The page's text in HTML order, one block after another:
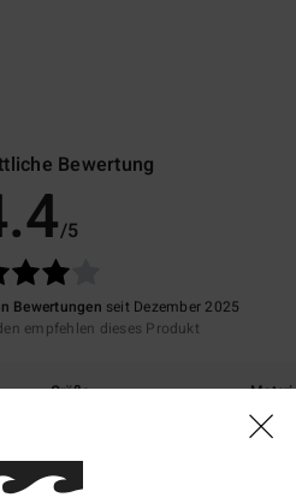
Bewertung
/5
Bewertungen seit Dezember 2025
empfehlen dieses Produkt
Größe
4.5